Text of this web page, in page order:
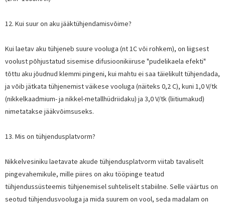
12. Kui suur on aku jääktühjendamisvõime?
Kui laetav aku tühjeneb suure vooluga (nt 1C või rohkem), on liigsest
voolust põhjustatud sisemise difusioonikiiruse "pudelikaela efekti"
tõttu aku jõudnud klemmi pingeni, kui mahtu ei saa täielikult tühjendada,
ja võib jätkata tühjenemist väikese vooluga (näiteks 0,2 C), kuni 1,0 V/tk
(nikkelkaadmium- ja nikkel-metallhüdriidaku) ja 3,0 V/tk (liitiumakud)
nimetatakse jääkvõimsuseks.
13. Mis on tühjendusplatvorm?
Nikkelvesiniku laetavate akude tühjendusplatvorm viitab tavaliselt
pingevahemikule, mille piires on aku tööpinge teatud
tühjendussüsteemis tühjenemisel suhteliselt stabiilne. Selle väärtus on
seotud tühjendusvooluga ja mida suurem on vool, seda madalam on